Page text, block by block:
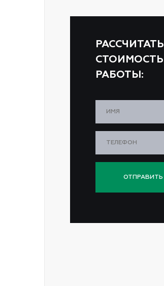
РАССЧИТАТЬ
СТОИМОСТЬ
РАБОТЫ: